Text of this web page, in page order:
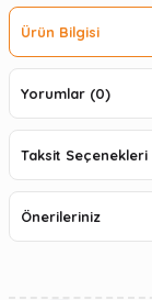
Ürün Bilgisi
Yorumlar (0)
Taksit Seçenekleri
Önerileriniz